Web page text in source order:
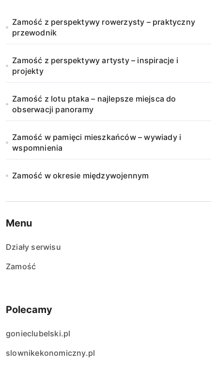
Zamość z perspektywy rowerzysty – praktyczny
przewodnik
Zamość z perspektywy artysty – inspiracje i
projekty
Zamość z lotu ptaka – najlepsze miejsca do
obserwacji panoramy
Zamość w pamięci mieszkańców – wywiady i
wspomnienia
Zamość w okresie międzywojennym
Menu
Działy serwisu
Zamość
Polecamy
gonieclubelski.pl
slownikekonomiczny.pl